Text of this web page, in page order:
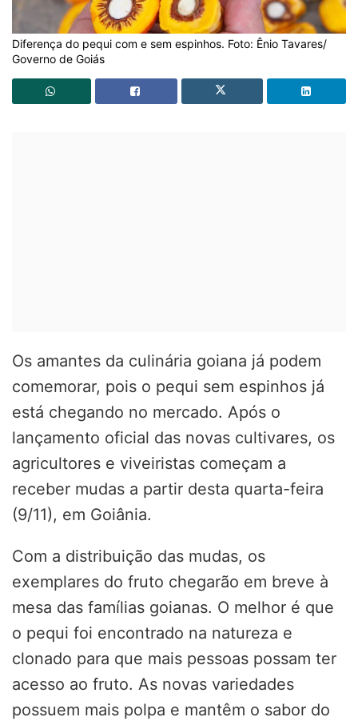
Diferença do pequi com e sem espinhos. Foto: Ênio Tavares/
Governo de Goiás
Os amantes da culinária goiana já podem
comemorar, pois o pequi sem espinhos já
está chegando no mercado. Após o
lançamento oficial das novas cultivares, os
agricultores e viveiristas começam a
receber mudas a partir desta quarta-feira
(9/11), em Goiânia.
Com a distribuição das mudas, os
exemplares do fruto chegarão em breve à
mesa das famílias goianas. O melhor é que
o pequi foi encontrado na natureza e
clonado para que mais pessoas possam ter
acesso ao fruto. As novas variedades
possuem mais polpa e mantêm o sabor do